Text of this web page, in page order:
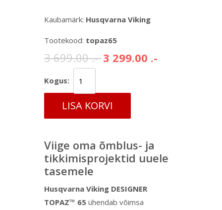
Kaubamärk: Husqvarna Viking
Tootekood: topaz65
3 699.00 .-3 299.00 .-
Kogus:
LISA KORVI
Viige oma õmblus- ja
tikkimisprojektid uuele
tasemele
Husqvarna Viking DESIGNER
TOPAZ™ 65 ühendab võimsa